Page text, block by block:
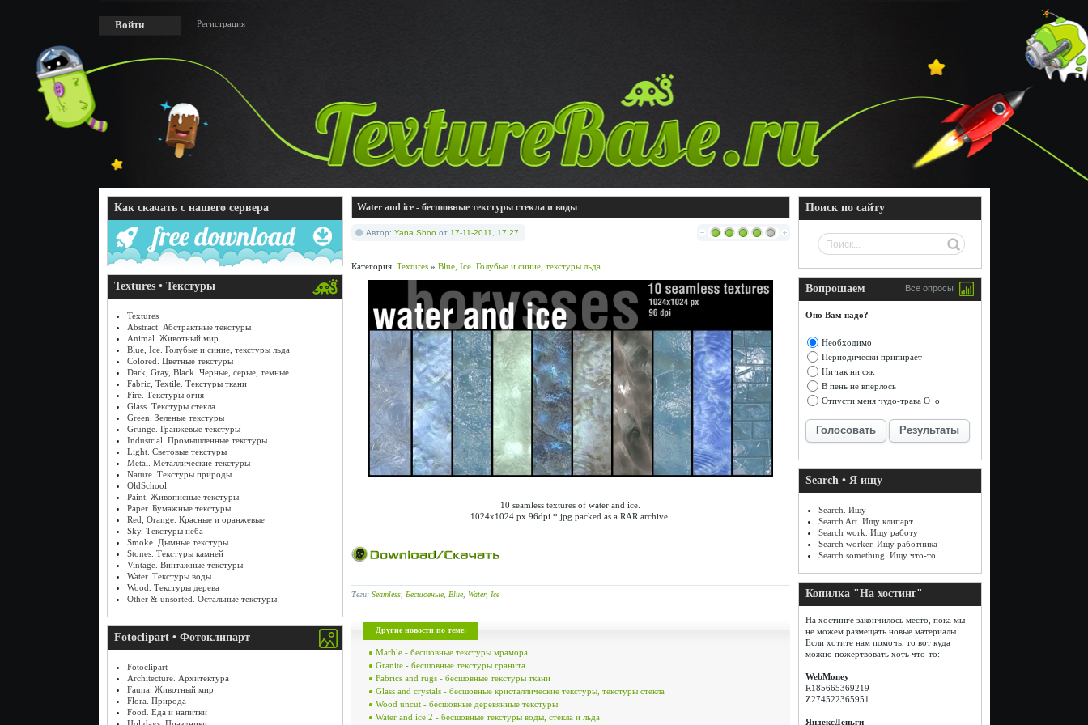
Войти Регистрация
Как скачать с нашего сервера
Textures • Текстуры
Textures
Abstract. Абстрактные текстуры
Animal. Животный мир
Blue, Ice. Голубые и синие, текстуры льда
Colored. Цветные текстуры
Dark, Gray, Black. Черные, серые, темные
Fabric, Textile. Текстуры ткани
Fire. Текстуры огня
Glass. Текстуры стекла
Green. Зеленые текстуры
Grunge. Гранжевые текстуры
Industrial. Промышленные текстуры
Light. Световые текстуры
Metal. Металлические текстуры
Nature. Текстуры природы
OldSchool
Paint. Живописные текстуры
Paper. Бумажные текстуры
Red, Orange. Красные и оранжевые
Sky. Текстуры неба
Smoke. Дымные текстуры
Stones. Текстуры камней
Vintage. Винтажные текстуры
Water. Текстуры воды
Wood. Текстуры дерева
Other & unsorted. Остальные текстуры
Fotoclipart • Фотоклипарт
Fotoclipart
Architecture. Архитектура
Fauna. Животный мир
Flora. Природа
Food. Еда и напитки
Water and ice - бесшовные текстуры стекла и воды
Автор: Yana Shooот 17-11-2011, 17:27
Категория: Textures» Blue, Ice. Голубые и синие, текстуры льда.
10 seamless textures of water and ice.
1024x1024 px 96dpi *.jpg packed as a RAR archive.
Теги: Seamless, Бесшовные, Blue, Water, Ice
Другие новости по теме:
Marble - бесшовные текстуры мрамора
Granite - бесшовные текстуры гранита
Fabrics and rugs - бесшовные текстуры ткани
Glass and crystals - бесшовные кристаллические текстуры, текстуры стекла
Wood uncut - бесшовные деревянные текстуры
Water and ice 2 - бесшовные текстуры воды, стекла и льда
Поиск по сайту
Вопрошаем Все опросы
Оно Вам надо?
Необходимо
Периодически припирает
Ни так ни сяк
В пень не вперлось
Отпусти меня чудо-трава О_о
Голосовать Результаты
Search • Я ищу
Search. Ищу
Search Art. Ищу клипарт
Search work. Ищу работу
Search worker. Ищу работника
Search something. Ищу что-то
Копилка "На хостинг"
На хостинге закончилось место, пока мы
не можем размещать новые материалы.
Если хотите нам помочь, то вот куда
можно пожертвовать хоть что-то:
WebMoney
R185665369219
Z274522365951
ЯндексДеньги